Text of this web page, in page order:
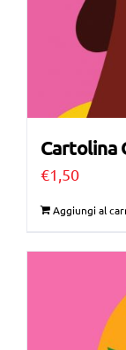
Cartolina
€1,50
Aggiungi al